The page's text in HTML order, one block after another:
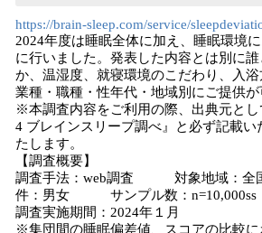
https://brain-sleep.com/service/
2024年度は睡眠全体に加え、睡眠環境
に行いました。発表した内容とは別に
か、温湿度、就寝環境のこだわり、入
業種・職種・性年代・地域別にご提供が
※本調査内容をご利用の際、出典元と
4 ブレインスリープ調べ』と必ず記載い
たします。
【調査概要】
調査手法：web調査 対象地域：
件：男女 サンプル数：n=10,000ss
調査実施期間：2024年１月
※集団間の睡眠偏差値、スコアの比較